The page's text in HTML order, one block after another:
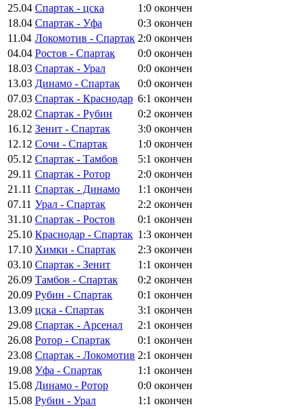
25.04 Спартак - цска 1:0 окончен
18.04 Спартак - Уфа 0:3 окончен
11.04 Локомотив - Спартак 2:0 окончен
04.04 Ростов - Спартак 0:0 окончен
18.03 Спартак - Урал 0:0 окончен
13.03 Динамо - Спартак 0:0 окончен
07.03 Спартак - Краснодар 6:1 окончен
28.02 Спартак - Рубин 0:2 окончен
16.12 Зенит - Спартак 3:0 окончен
12.12 Сочи - Спартак 1:0 окончен
05.12 Спартак - Тамбов 5:1 окончен
29.11 Спартак - Ротор 2:0 окончен
21.11 Спартак - Динамо 1:1 окончен
07.11 Урал - Спартак 2:2 окончен
31.10 Спартак - Ростов 0:1 окончен
25.10 Краснодар - Спартак 1:3 окончен
17.10 Химки - Спартак 2:3 окончен
03.10 Спартак - Зенит 1:1 окончен
26.09 Тамбов - Спартак 0:2 окончен
20.09 Рубин - Спартак 0:1 окончен
13.09 цска - Спартак 3:1 окончен
29.08 Спартак - Арсенал 2:1 окончен
26.08 Ротор - Спартак 0:1 окончен
23.08 Спартак - Локомотив 2:1 окончен
19.08 Уфа - Спартак 1:1 окончен
15.08 Динамо - Ротор 0:0 окончен
15.08 Рубин - Урал 1:1 окончен